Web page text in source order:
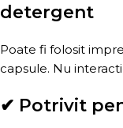
detergent
Poate fi folosit
capsule. Nu
✔ Potrivit